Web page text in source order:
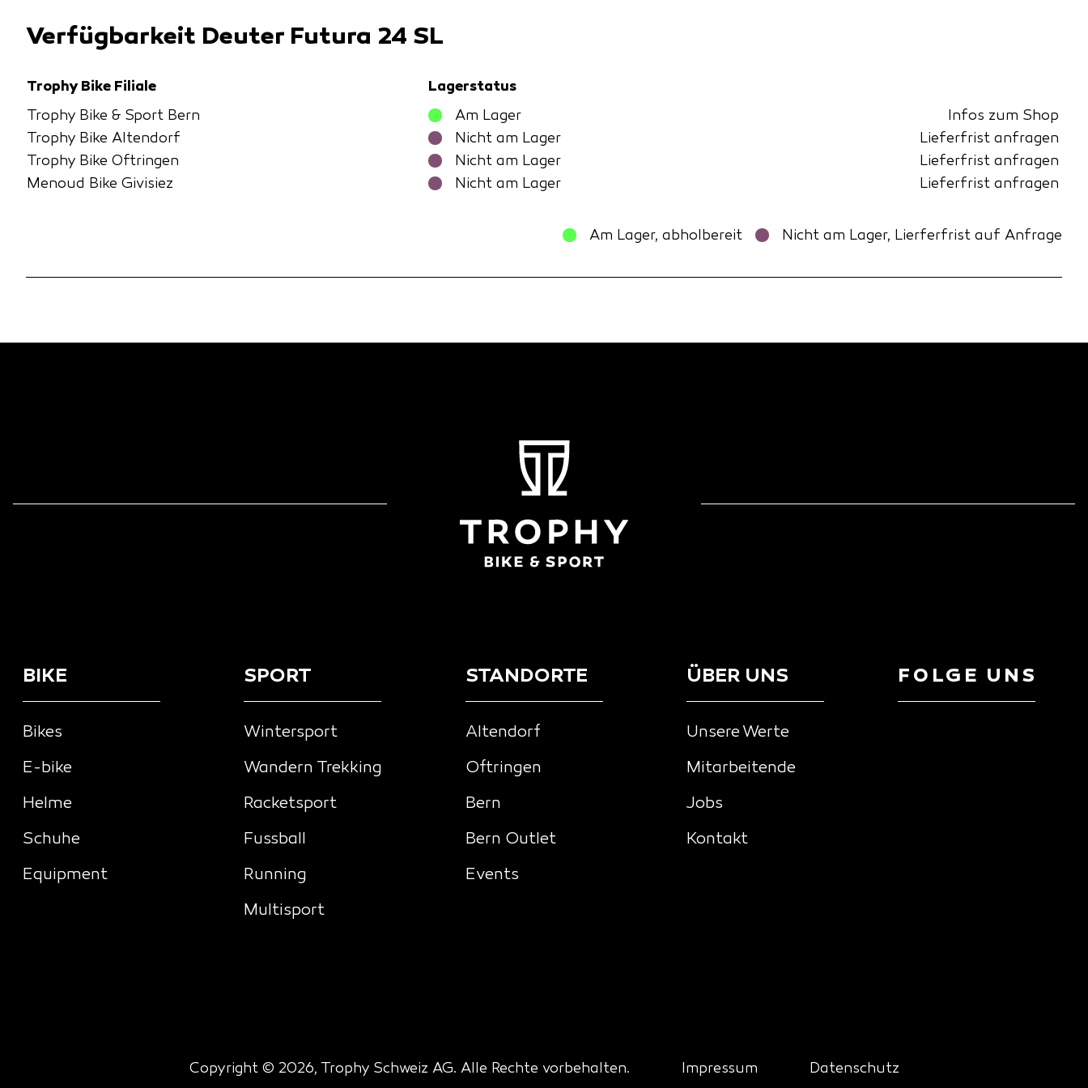
Verfügbarkeit Deuter Futura 24 SL
Trophy Bike Filiale
Lagerstatus
Trophy Bike & Sport Bern
Am Lager
Infos zum Shop
Trophy Bike Altendorf
Nicht am Lager
Lieferfrist anfragen
Trophy Bike Oftringen
Nicht am Lager
Lieferfrist anfragen
Menoud Bike Givisiez
Nicht am Lager Lieferfrist anfragen
Am Lager, abholbereit Nicht am Lager, Lierferfrist auf Anfrage
BIKE
Bikes
E-bike
Helme
Schuhe
Equipment
SPORT
Wintersport
Wandern Trekking
Racketsport
Fussball
Running
Multisport
STANDORTE
Altendorf
Oftringen
Bern
Bern Outlet
Events
ÜBER UNS
Unsere Werte
Mitarbeitende
Jobs
Kontakt
FOLGE UNS
Copyright © 2026, Trophy Schweiz AG. Alle Rechte vorbehalten. Impressum Datenschutz